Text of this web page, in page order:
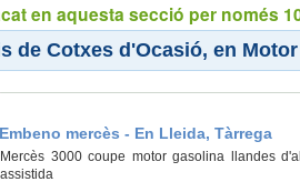
de Cotxes d'Ocasió, en
Embeno mercès - En Lleida, Tàrrega
Mercès 3000 coupe motor gasolina llandes
assistida
en aquesta secció per només